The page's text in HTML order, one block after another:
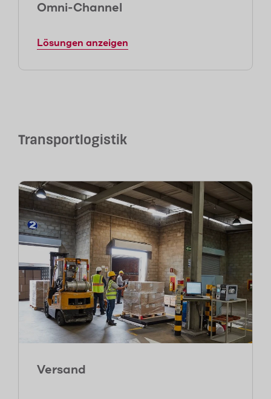
Omni-Channel
Lösungen anzeigen
Transportlogistik
Versand